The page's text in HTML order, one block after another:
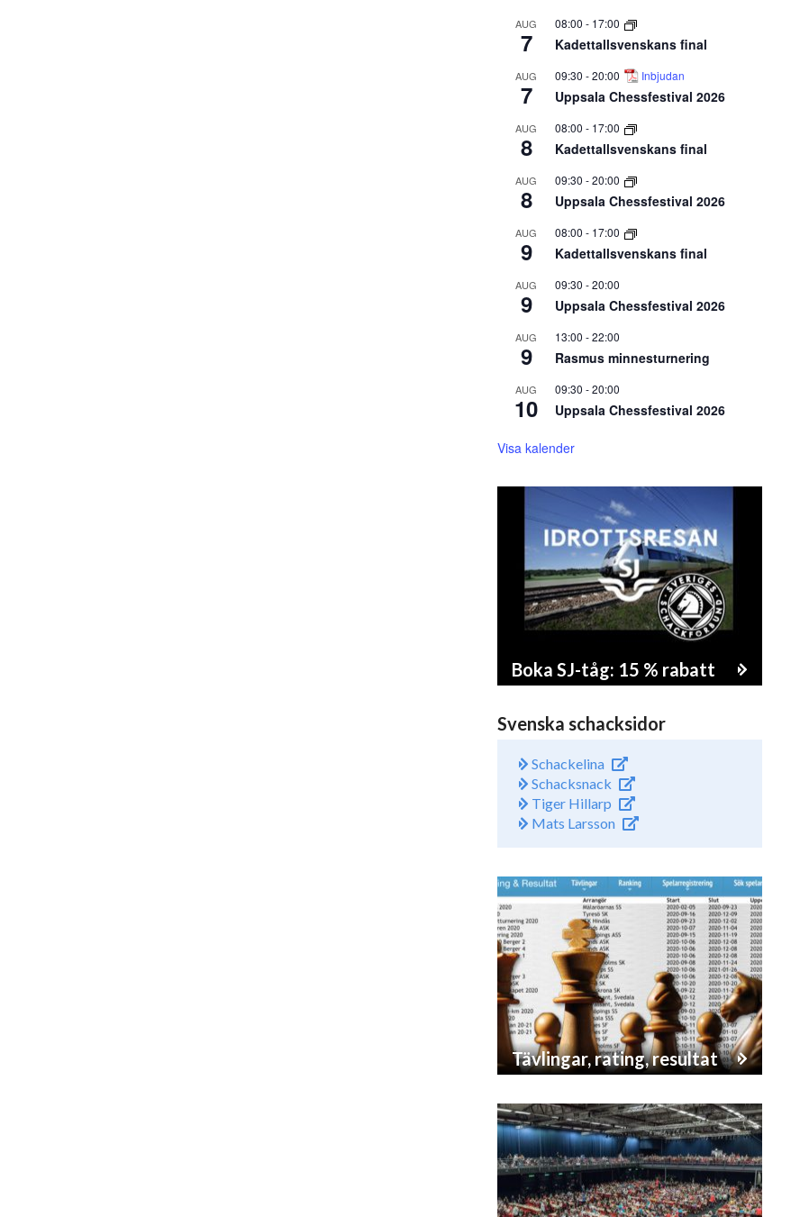
AUG
7
08:00 - 17:00
Kadettallsvenskans final
AUG
7
09:30 -20:00 Inbjudan
Uppsala Chessfestival 2026
AUG
8
08:00 - 17:00
Kadettallsvenskans final
AUG
8
09:30 -20:00
Uppsala Chessfestival 2026
AUG
9
08:00 - 17:00
Kadettallsvenskans final
AUG
9
09:30 -20:00
Uppsala Chessfestival 2026
AUG
9
13:00 -22:00
Rasmus minnesturnering
AUG
10
09:30 -20:00
Uppsala Chessfestival 2026
Visa kalender
Boka SJ-tåg: 15 % rabatt
Svenska schacksidor
Schackelina
Schacksnack
Tiger Hillarp
Mats Larsson
Tävlingar, rating, resultat